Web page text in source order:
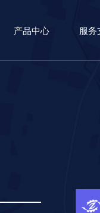
产品中心 服务